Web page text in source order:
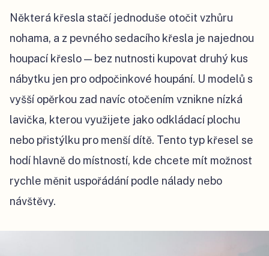
Některá křesla stačí jednoduše otočit vzhůru
nohama, a z pevného sedacího křesla je najednou
houpací křeslo — bez nutnosti kupovat druhý kus
nábytku jen pro odpočinkové houpání. U modelů s
vyšší opěrkou zad navíc otočením vznikne nízká
lavička, kterou využijete jako odkládací plochu
nebo přistýlku pro menší dítě. Tento typ křesel se
hodí hlavně do místností, kde chcete mít možnost
rychle měnit uspořádání podle nálady nebo
návštěvy.